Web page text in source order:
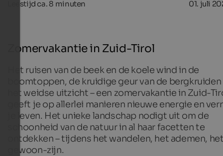
Leestijd ca. 8 minuten 01. juli
Zomervakantie in Zuid-Tirol
Het ruisen van de beek en de koele wind in de
boomtoppen, de kruidige geur van de bergkruiden
het weidse uitzicht – een zomervakantie in Zuid-
geeft je op allerlei manieren nieuwe energie en
je leven. Het unieke landschap nodigt uit om de
schoonheid van de natuur in al haar facetten te
ontdekken – tijdens het wandelen, het ademen,
gewoon-zijn.